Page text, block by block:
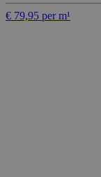
€ 79,95 per m¹